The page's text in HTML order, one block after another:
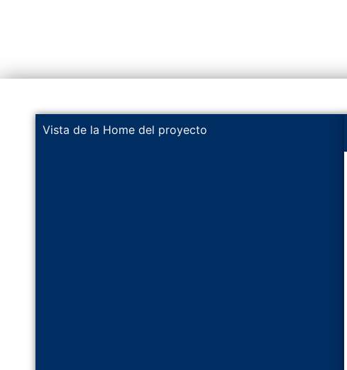
Vista de la Home del proyecto